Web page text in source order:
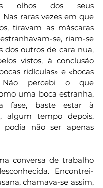
olhos dos seus
Nas raras vezes em que
tiravam as máscaras
se, riam-se
dos outros de cara nua,
vistos, à conclusão
ridículas» e «bocas
Não percebi o que
uma boca estranha,
fase, baste estar à
algum tempo depois,
podia não ser apenas
conversa de trabalho
Encontrei-
chamava-se assim,